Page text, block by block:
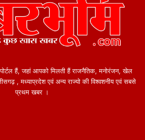
हैं, जहां आपको मिलती हैं राजनैतिक, मनोरंजन, खेल
, मध्याप्रदेश एवं अन्य राज्यो की विश्वशनीय एवं सबसे
प्रथम खबर ।